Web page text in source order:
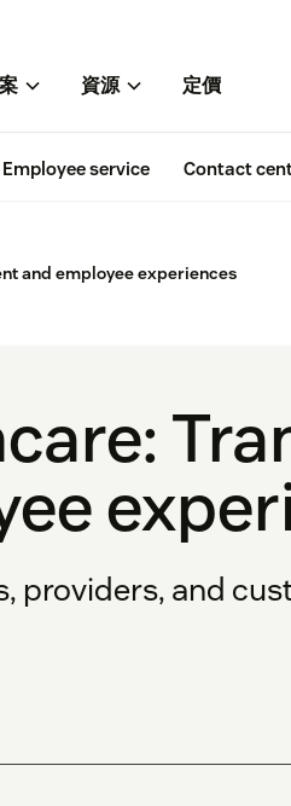
資源 定價
Employee service Contact
and employee experiences
providers, and